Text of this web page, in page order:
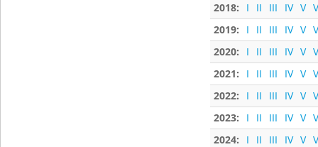
2018:
I II III IV V
2019:
I II III IV V
2020:
I II III IV V
2021:
I II III IV V
2022:
I II III IV V
2023:
I II III IV V
2024:
I II III IV V